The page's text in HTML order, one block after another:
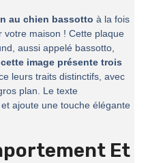
au chien bassotto à la fois
votre maison ! Cette plaque
aussi appelé bassotto,
cette image présente trois
leurs traits distinctifs, avec
plan. Le texte
ajoute une touche élégante
Et